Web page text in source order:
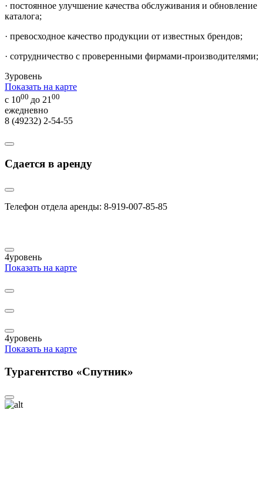
· постоянное улучшение качества обслуживания и обновление
каталога;
· превосходное качество продукции от известных брендов;
· сотрудничество с проверенными фирмами-производителями;
3уровень
Показать на карте
с 1000 до 21 00
ежедневно
8 (49232) 2-54-55
Сдается в аренду
Телефон отдела аренды: 8-919-007-85-85
4уровень
Показать на карте
4уровень
Показать на карте
Турагентство «Спутник»